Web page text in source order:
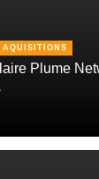
AQUISITIONS
Plume